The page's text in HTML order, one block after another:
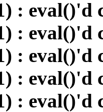
: eval()'d
: eval()'d
: eval()'d
: eval()'d
: eval()'d